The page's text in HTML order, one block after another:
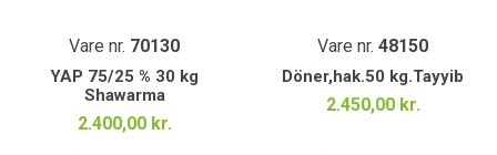
Vare nr. 70130
YAP 75/25 % 30 kg
Shawarma
2.400,00 kr.
Vare nr. 48150
Döner,hak.50 kg.Tayyib
2.450,00 kr.